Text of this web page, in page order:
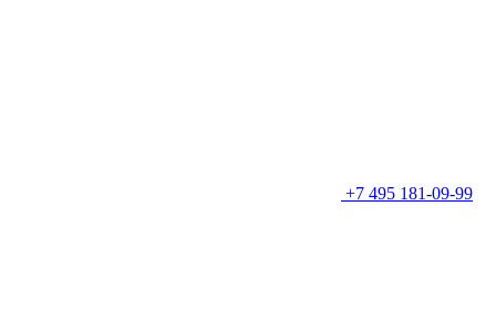
+7 495 181-09-99